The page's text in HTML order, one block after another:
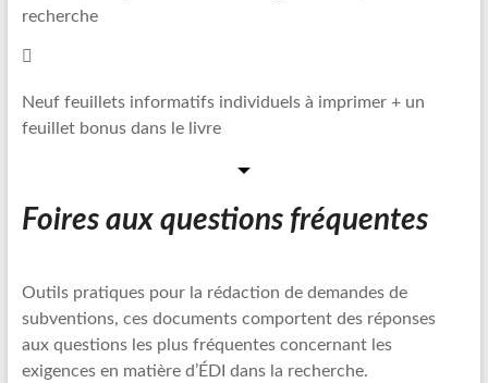
recherche
Neuf feuillets informatifs individuels à imprimer + un
feuillet bonus dans le livre
Foires aux questions fréquentes
Outils pratiques pour la rédaction de demandes de
subventions, ces documents comportent des réponses
aux questions les plus fréquentes concernant les
exigences en matière d’ÉDI dans la recherche.